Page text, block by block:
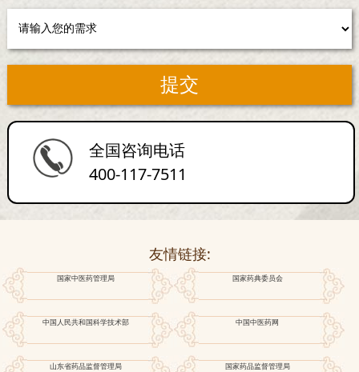
全国咨询电话
400-117-7511
友情链接:
国家中医药管理局 国家药典委员会
中国人民共和国科学技术部 中国中医药网
山东省药品监督管理局 国家药品监督管理局